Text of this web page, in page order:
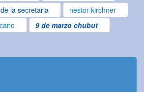
la secretaria
nestor kirchner
9 de marzo chubut